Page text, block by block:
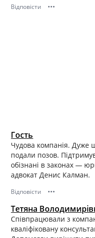
Відповісти •••
Гость
Чудова компанія. Дуже
подали позов.
обізнані в законах —
адвокат Денис Калман.
Відповісти •••
Тетяна
Співпрацювали з
кваліфіковану